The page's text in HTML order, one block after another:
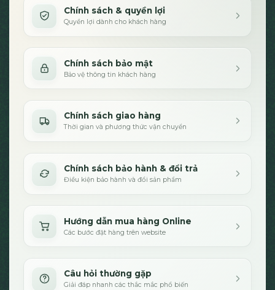
Chính sách & quyền lợi
Quyền lợi dành cho khách hàng
Chính sách bảo mật
Bảo vệ thông tin khách hàng
Chính sách giao hàng
Thời gian và phương thức vận chuyển
Chính sách bảo hành & đổi trả
Điều kiện bảo hành và đổi sản phẩm
Hướng dẫn mua hàng Online
Các bước đặt hàng trên website
Câu hỏi thường gặp
Giải đáp nhanh các thắc mắc phổ biến